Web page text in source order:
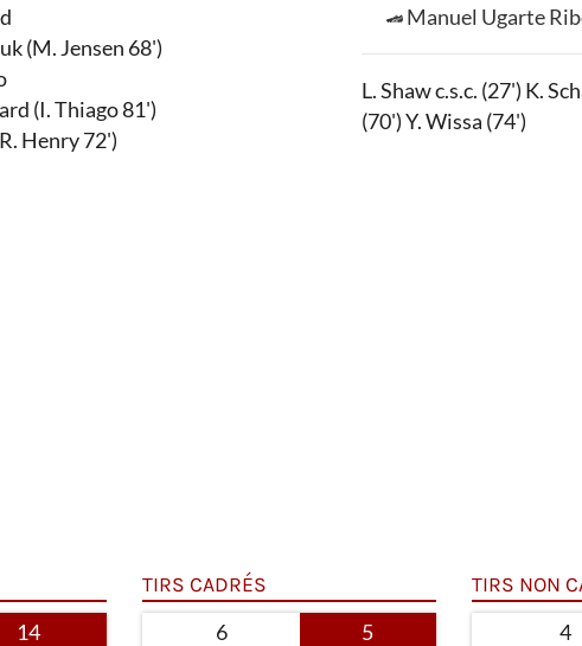
(M. Jensen 68')
(I. Thiago 81')
Henry 72')
Manuel Ugarte
L. Shaw c.s.c. (27') K.
(70') Y. Wissa (74')
14
TIRS CADRÉS
6 5
TIRS NON
4